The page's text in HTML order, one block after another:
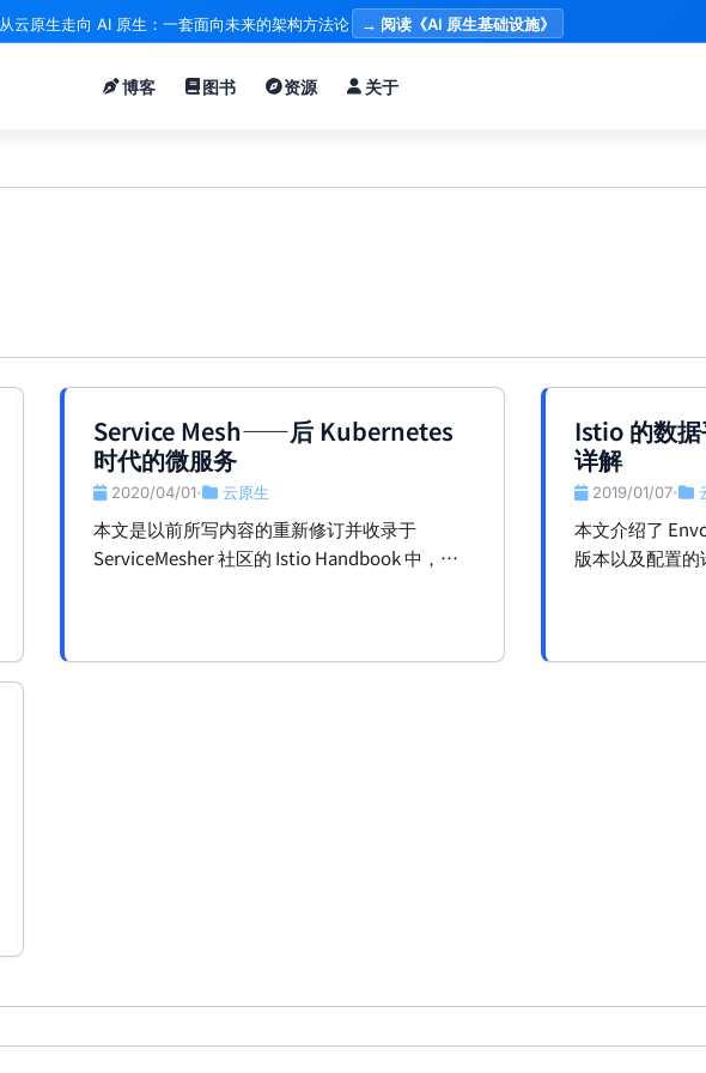
从云原生走向 AI 原生：一套面向未来的架构方法论 → 阅读《AI 原生基础设施》
博客 图书 资源 关于
Service Mesh——后 Kubernetes
时代的微服务
2020/04/01 • 云原生
本文是以前所写内容的重新修订并收录于
ServiceMesher 社区的 Istio Handbook 中，其
Istio 的数
详解
2019/01/07•
本文介绍了
版本以及配置的